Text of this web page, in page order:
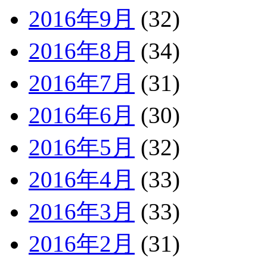
2016年9月 (32)
2016年8月 (34)
2016年7月 (31)
2016年6月 (30)
2016年5月 (32)
2016年4月 (33)
2016年3月 (33)
2016年2月 (31)